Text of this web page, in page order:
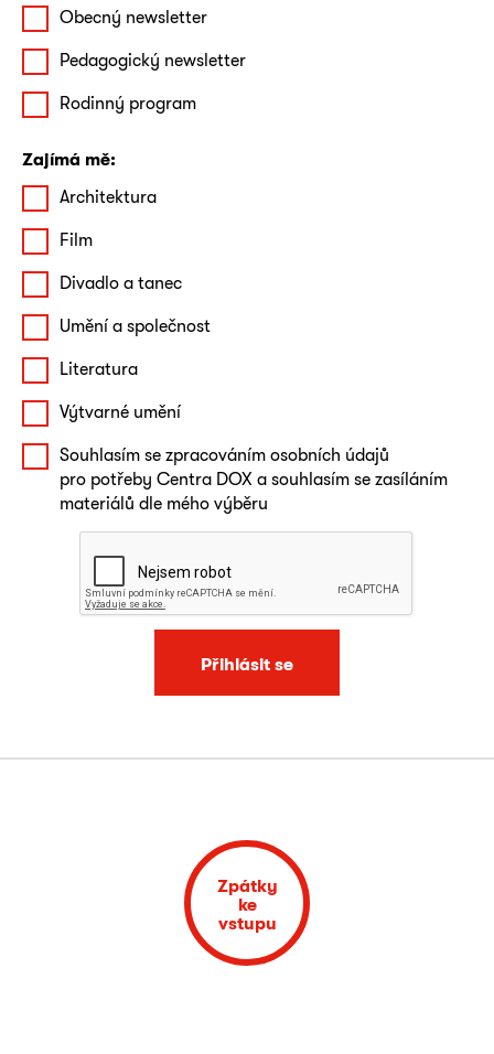
Obecný newsletter
Pedagogický newsletter
Rodinný program
Zajímá mě:
Architektura
Film
Divadlo a tanec
Umění a společnost
Literatura
Výtvarné umění
Souhlasím se zpracováním osobních údajů
pro potřeby Centra DOX a souhlasím se zasíláním
materiálů dle mého výběru
Přihlásit se
Zpátky
ke
vstupu